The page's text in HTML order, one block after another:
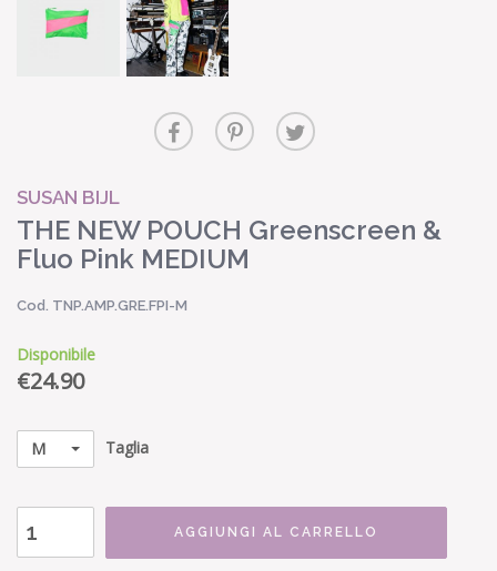
SUSAN BIJL
THE NEW POUCH Greenscreen &
Fluo Pink MEDIUM
Cod. TNP.AMP.GRE.FPI-M
Disponibile
€24.90
M Taglia
AGGIUNGI AL CARRELLO